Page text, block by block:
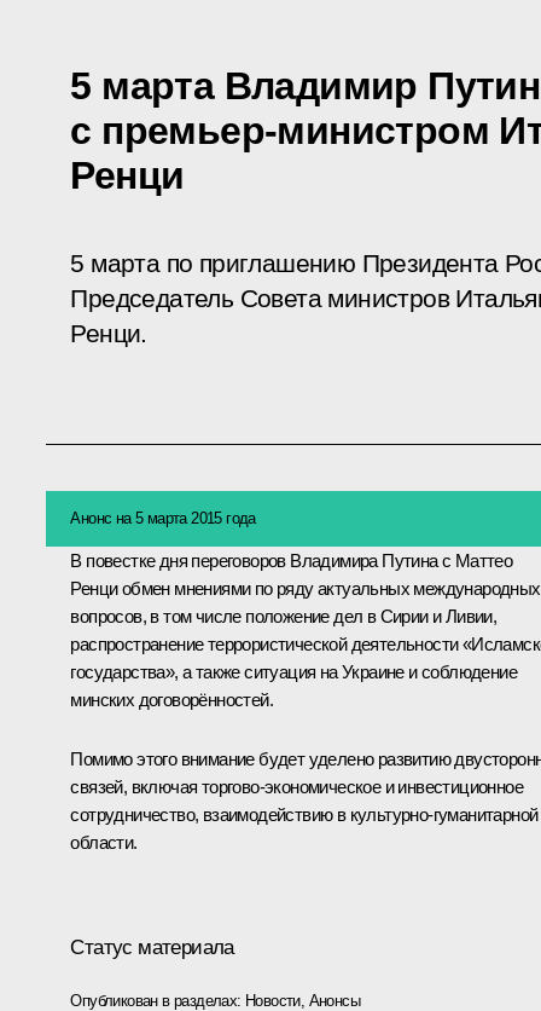
5 марта Владимир Путин
с премьер-министром
Ренци
5 марта по приглашению Президента
Председатель Совета министров
Ренци.
Анонс на 5 марта 2015 года
В повестке дня переговоров Владимира Путина с Маттео
Ренциобмен мнениями по ряду актуальных международных
вопросов, в том числе положение дел в Сирии и Ливии,
распространение террористической деятельности
государства», а также ситуация на Украине и соблюдение
минских договорённостей.
Помимо этого внимание будет уделено развитию
связей, включая торгово-экономическое и инвестиционное
сотрудничество, взаимодействию в культурно-гуманитарной
области.
Статус материала
Опубликован в разделах: Новости, Анонсы